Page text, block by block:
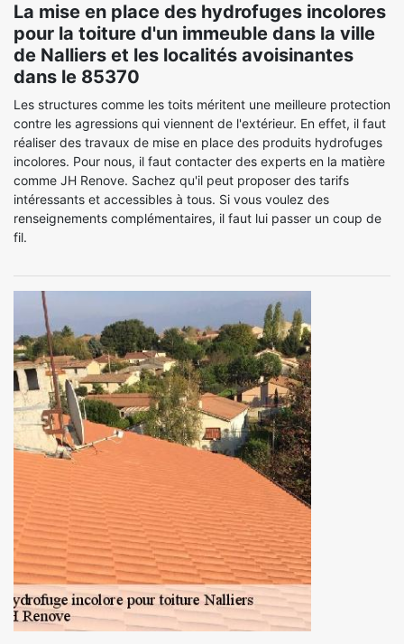
La mise en place des hydrofuges incolores
pour la toiture d'un immeuble dans la ville
de Nalliers et les localités avoisinantes
dans le 85370
Les structures comme les toits méritent une meilleure protection
contre les agressions qui viennent de l'extérieur. En effet, il faut
réaliser des travaux de mise en place des produits hydrofuges
incolores. Pour nous, il faut contacter des experts en la matière
comme JH Renove. Sachez qu'il peut proposer des tarifs
intéressants et accessibles à tous. Si vous voulez des
renseignements complémentaires, il faut lui passer un coup de
fil.